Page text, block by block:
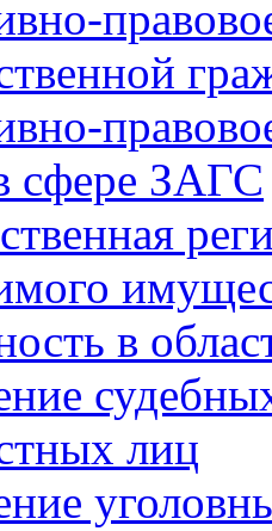
сфере ЗАГС
в
лиц